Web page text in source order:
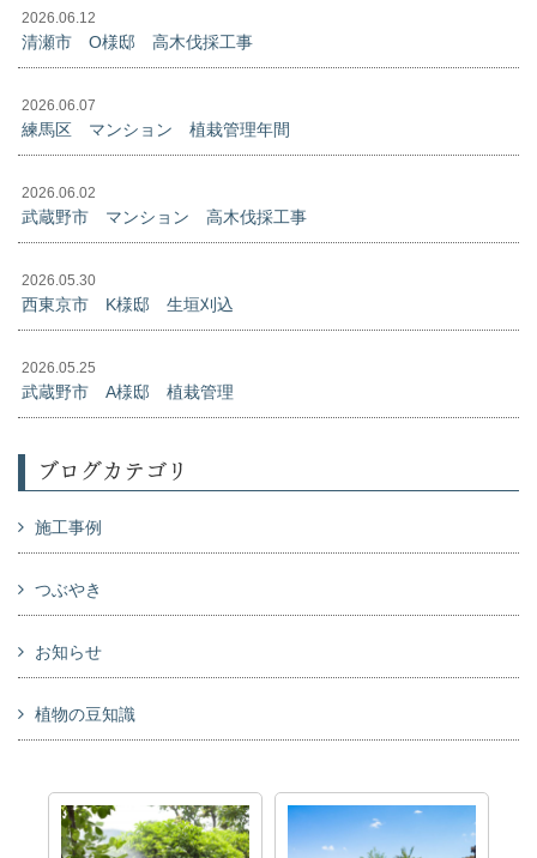
2026.06.12
清瀬市 O様邸 高木伐採工事
2026.06.07
練馬区 マンション 植栽管理年間
2026.06.02
武蔵野市 マンション 高木伐採工事
2026.05.30
西東京市 K様邸 生垣刈込
2026.05.25
武蔵野市 A様邸 植栽管理
ブログカテゴリ
施工事例
つぶやき
お知らせ
植物の豆知識